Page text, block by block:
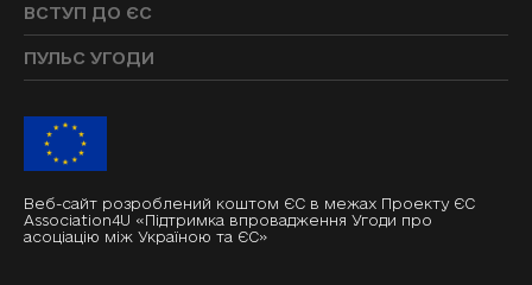
ВСТУП ДО ЄС
ПУЛЬС УГОДИ
Веб-сайт розроблений коштом ЄС в межах Проекту ЄС
Association4U «Підтримка впровадження Угоди про
асоціацію між Україною та ЄС»